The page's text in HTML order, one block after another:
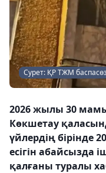
Сурет: ҚР ТЖМ
2026 жылы 30
Көкшетау
үйлердің бірінде
есігін
қалғаны туралы